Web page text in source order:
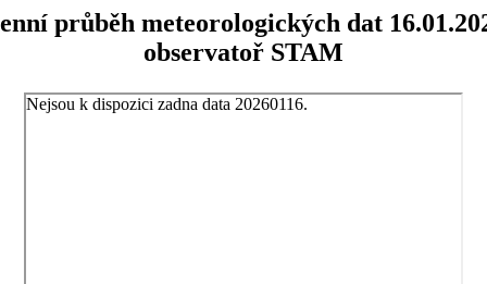
průběh meteorologických dat
observatoř STAM